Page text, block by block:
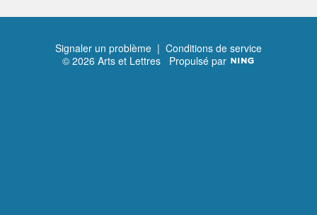
Signaler un problème | Conditions de service
© 2026 Arts et Lettres Propulsé par